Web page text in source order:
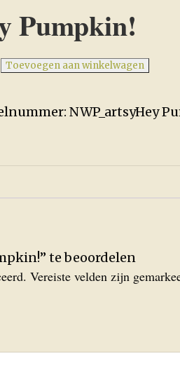
Pumpkin!
Toevoegen aan winkelwagen
NWP_artsyHey
te beoordelen
Vereiste velden zijn